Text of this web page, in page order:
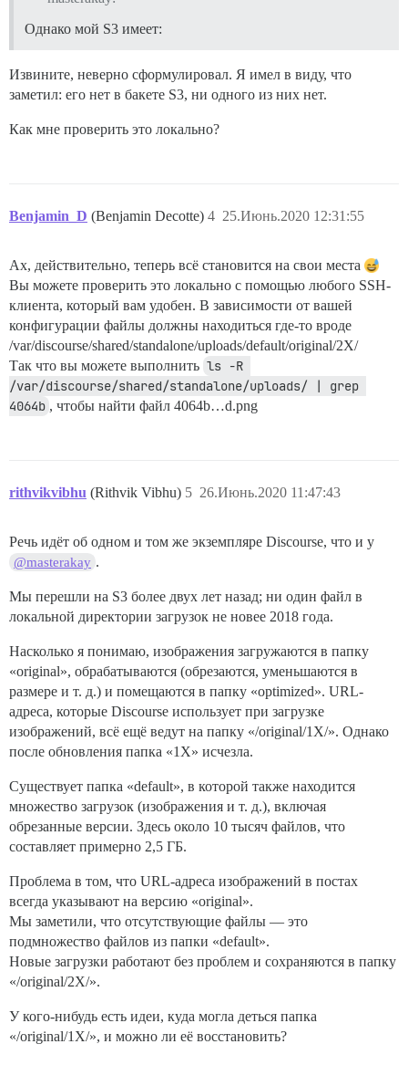
Однако мой S3 имеет:
Извините, неверно сформулировал. Я имел в виду, что
заметил: его нет в бакете S3, ни одного из них нет.
Как мне проверить это локально?
Benjamin_D (Benjamin Decotte) 25.Июнь.2020 12:31:55
4
Ах, действительно, теперь всё становится на свои места
Вы можете проверить это локально с помощью любого SSH-
клиента, который вам удобен. В зависимости от вашей
конфигурации файлы должны находиться где-то вроде
/var/discourse/shared/standalone/uploads/default/original/2X/
Так что вы можете выполнить ls -R
/var/discourse/shared/standalone/uploads/ | grep
4064b , чтобы найти файл 4064b…d.png
rithvikvibhu (Rithvik Vibhu) 26.Июнь.2020 11:47:43
5
Речь идёт об одном и том же экземпляре Discourse, что и у
@masterakay .
Мы перешли на S3 более двух лет назад; ни один файл в
локальной директории загрузок не новее 2018 года.
Насколько я понимаю, изображения загружаются в папку
«original», обрабатываются (обрезаются, уменьшаются в
размере и т. д.) и помещаются в папку «optimized». URL-
адреса, которые Discourse использует при загрузке
изображений, всё ещё ведут на папку «/original/1X/». Однако
после обновления папка «1X» исчезла.
Существует папка «default», в которой также находится
множество загрузок (изображения и т. д.), включая
обрезанные версии. Здесь около 10 тысяч файлов, что
составляет примерно 2,5 ГБ.
Проблема в том, что URL-адреса изображений в постах
всегда указывают на версию «original».
Мы заметили, что отсутствующие файлы — это
подмножество файлов из папки «default».
Новые загрузки работают без проблем и сохраняются в папку
«/original/2X/».
У кого-нибудь есть идеи, куда могла деться папка
«/original/1X/», и можно ли её восстановить?